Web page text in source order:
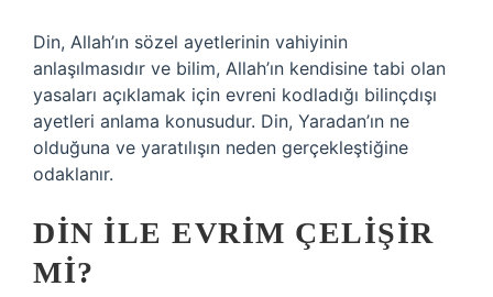
Din, Allah’ın sözel ayetlerinin vahiyinin
anlaşılmasıdır ve bilim, Allah’ın kendisine tabi olan
yasaları açıklamak için evreni kodladığı bilinçdışı
ayetleri anlama konusudur. Din, Yaradan’ın ne
olduğuna ve yaratılışın neden gerçekleştiğine
odaklanır.
DIN ILE EVRIM ÇELIŞIR
MI?